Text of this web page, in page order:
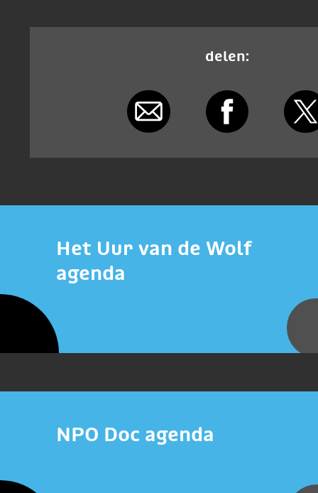
delen:
Het Uur van de Wolf
agenda
NPO Doc agenda